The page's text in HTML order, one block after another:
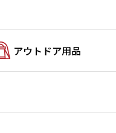
アウトドア用品